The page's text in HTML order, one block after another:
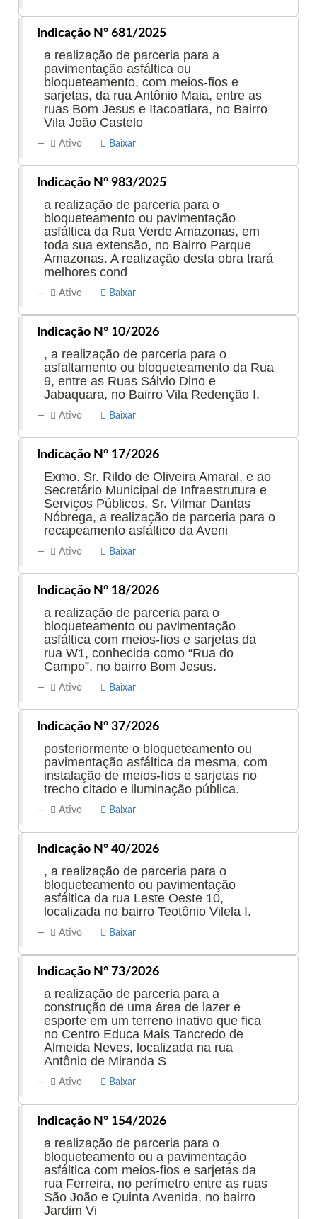
Indicação Nº 681/2025
a realização de parceria para a
pavimentação asfáltica ou
bloqueteamento, com meios-fios e
sarjetas, da rua Antônio Maia, entre as
ruas Bom Jesus e Itacoatiara, no Bairro
Vila João Castelo
Ativo Baixar
Indicação Nº 983/2025
a realização de parceria para o
bloqueteamento ou pavimentação
asfáltica da Rua Verde Amazonas, em
toda sua extensão, no Bairro Parque
Amazonas. A realização desta obra trará
melhores cond
Ativo Baixar
Indicação Nº 10/2026
, a realização de parceria para o
asfaltamento ou bloqueteamento da Rua
9, entre as Ruas Sálvio Dino e
Jabaquara, no Bairro Vila Redenção I.
Ativo Baixar
Indicação Nº 17/2026
Exmo. Sr. Rildo de Oliveira Amaral, e ao
Secretário Municipal de Infraestrutura e
Serviços Públicos, Sr. Vilmar Dantas
Nóbrega, a realização de parceria para o
recapeamento asfáltico da Aveni
Ativo Baixar
Indicação Nº 18/2026
a realização de parceria para o
bloqueteamento ou pavimentação
asfáltica com meios-fios e sarjetas da
rua W1, conhecida como “Rua do
Campo”, no bairro Bom Jesus.
Ativo Baixar
Indicação Nº 37/2026
posteriormente o bloqueteamento ou
pavimentação asfáltica da mesma, com
instalação de meios-fios e sarjetas no
trecho citado e iluminação pública.
Ativo Baixar
Indicação Nº 40/2026
, a realização de parceria para o
bloqueteamento ou pavimentação
asfáltica da rua Leste Oeste 10,
localizada no bairro Teotônio Vilela I.
Ativo Baixar
Indicação Nº 73/2026
a realização de parceria para a
construção de uma área de lazer e
esporte em um terreno inativo que fica
no Centro Educa Mais Tancredo de
Almeida Neves, localizada na rua
Antônio de Miranda S
Ativo Baixar
Indicação Nº 154/2026
a realização de parceria para o
bloqueteamento ou a pavimentação
asfáltica com meios-fios e sarjetas da
rua Ferreira, no perímetro entre as ruas
São João e Quinta Avenida, no bairro
Jardim Vi